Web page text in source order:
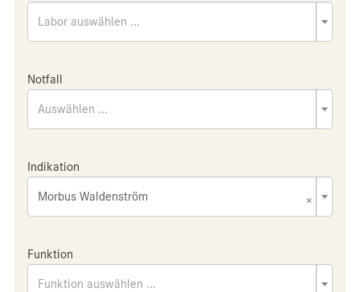
Labor auswählen ...
Notfall
Auswählen ...
Indikation
×
Morbus Waldenström
Funktion
Funktion auswählen ...